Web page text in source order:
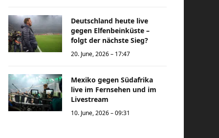
Deutschland heute live
gegen Elfenbeinküste –
folgt der nächste Sieg?
20. June, 2026 – 17:47
Mexiko gegen Südafrika
live im Fernsehen und im
Livestream
10. June, 2026 – 09:31